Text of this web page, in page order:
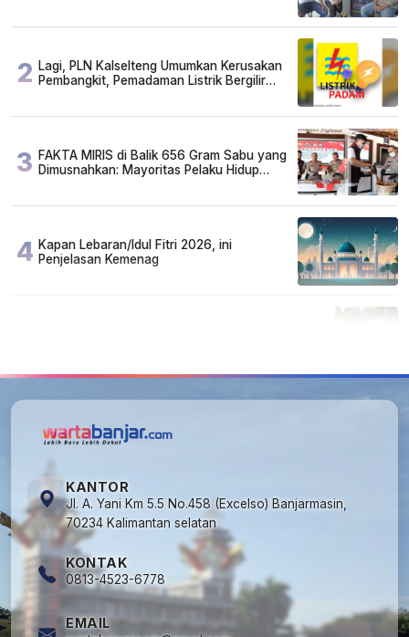
2 Lagi, PLN Kalselteng Umumkan Kerusakan
Pembangkit, Pemadaman Listrik Bergilir
3 FAKTA MIRIS di Balik 656 Gram Sabu yang
Dimusnahkan: Mayoritas Pelaku Hidup
4 Kapan Lebaran/Idul Fitri 2026, ini
Penjelasan Kemenag
KANTOR
Jl. A. Yani Km 5.5 No.458 (Excelso) Banjarmasin,
70234 Kalimantan selatan
KONTAK
0813-4523-6778
EMAIL